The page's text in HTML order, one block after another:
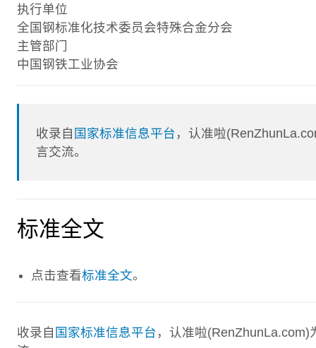
执行单位
全国钢标准化技术委员会特殊合金分会
主管部门
中国钢铁工业协会
收录自 国家标准信息平台 ，认准啦
言交流。
标准全文
点击查看标准全文。
收录自 国家标准信息平台 ，认准啦